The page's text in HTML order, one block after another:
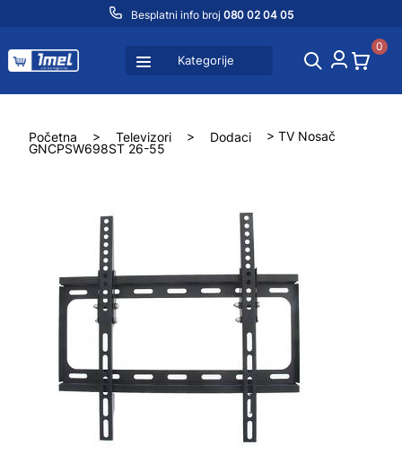
Besplatni info broj 080 02 04 05
Kategorije
0
Početna > Televizori > Dodaci
> TV Nosač
GNCPSW698ST 26-55